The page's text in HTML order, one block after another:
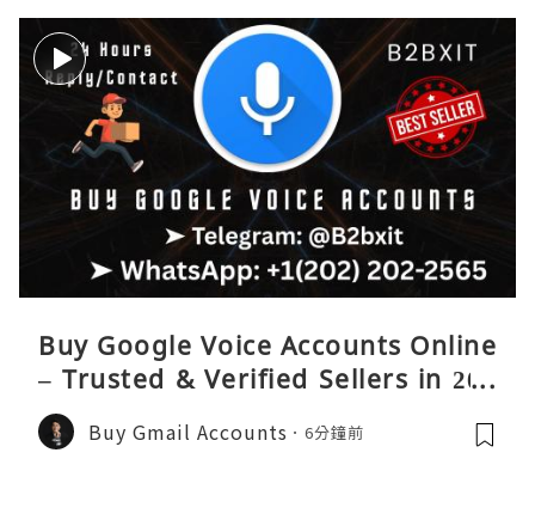
Buy Google Voice Accounts Online
– Trusted & Verified Sellers in 202
6
Buy Gmail Accounts 6分鐘前